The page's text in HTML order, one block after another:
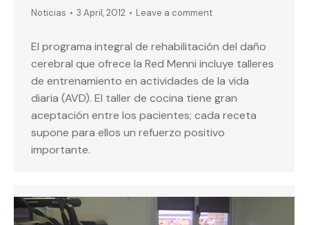
Noticias 3 April, 2012 Leave a comment
El programa integral de rehabilitación del daño
cerebral que ofrece la Red Menni incluye talleres
de entrenamiento en actividades de la vida
diaria (AVD). El taller de cocina tiene gran
aceptación entre los pacientes; cada receta
supone para ellos un refuerzo positivo
importante.